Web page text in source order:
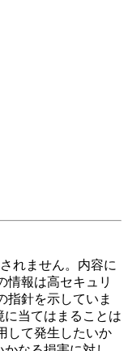
れません。内容に
情報は高セキュリ
指針を示していま
当てはまることは
して発生したいか